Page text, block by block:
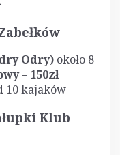
Odry)około 8
– 150zł
10 kajaków
Klub